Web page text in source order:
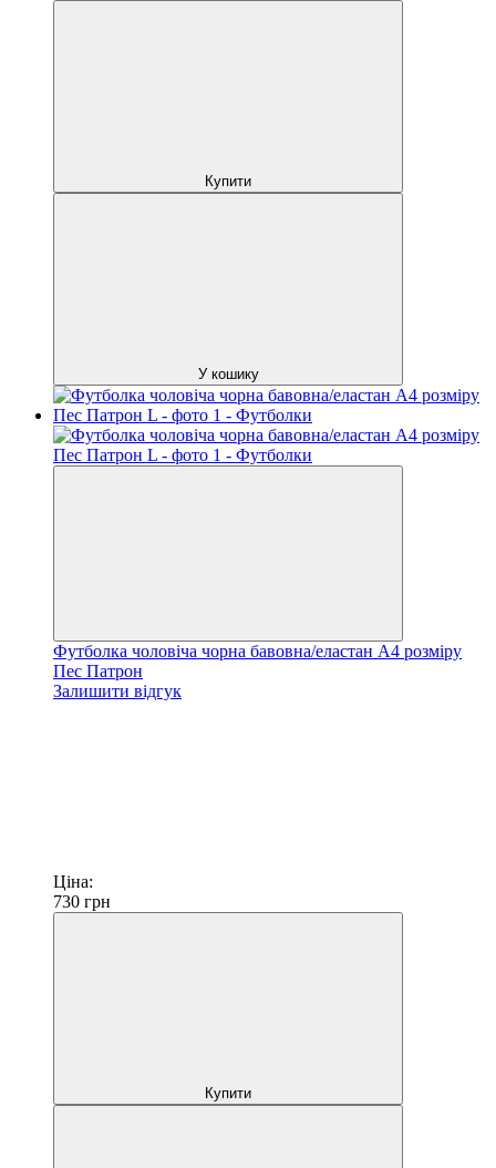
Купити
У кошику
Футболка чоловіча чорна бавовна/еластан А4 розміру
Пес Патрон
Залишити відгук
Ціна:
730 грн
Купити